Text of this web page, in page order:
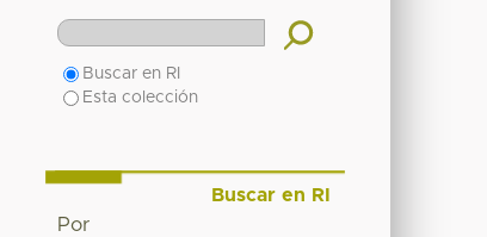
Buscar en RI
Esta colección
Buscar en RI
Por